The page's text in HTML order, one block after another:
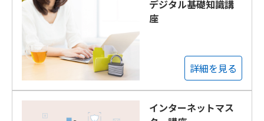
デジタル基礎知識講
座
詳細を見る
インターネットマス